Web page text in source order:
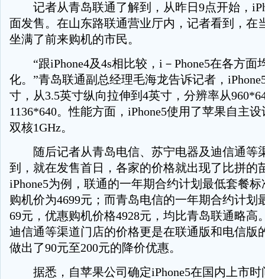
记者从青岛联通了解到，从昨日9点开始，
面发售。在山东路联通营业厅内，记者看到，在
坐满了前来购机的市民。
“跟iPhone4及4s相比较，i－Phone5在各方面
化。”青岛联通副总经理毛海龙告诉记者，
寸，从3.5英寸纵向拉伸到4英寸，分辨率从
1136*640。性能方面，iPhone5使用了苹果自主
双核1GHz。
随后记者从青岛电信、苏宁电器及迪信通等
到，就在发售首日，各家的价格就出现了比拼的
iPhone5为例，联通的一年期合约计划最低套餐
购机价为4699元；而青岛电信的一年期合约计划
69元，优惠购机价格4928元，均比青岛联通略高
迪信通等渠道门店的价格更是在联通版和电信版
做出了90元至200元的降价优惠。
据悉，自苹果公司确定iPhone5在国内上市时